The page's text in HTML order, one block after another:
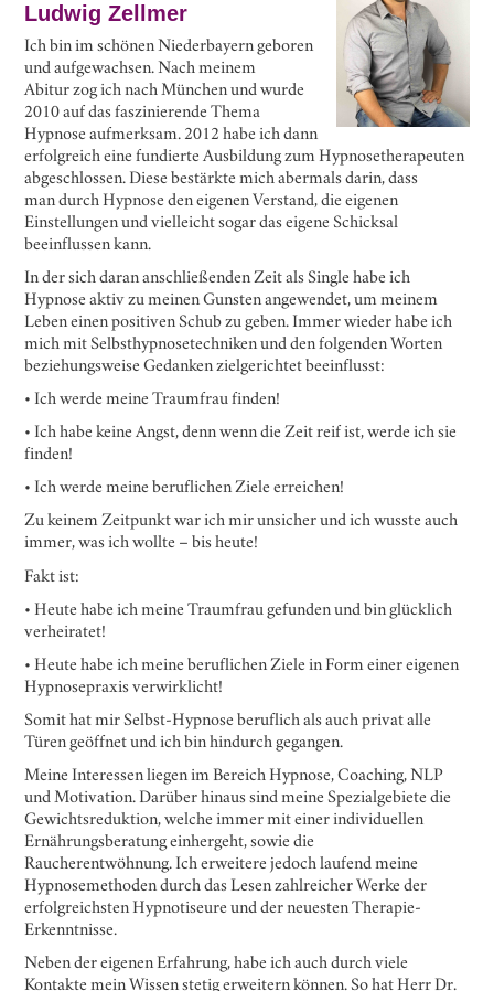
Ludwig Zellmer
Ich bin im schönen Niederbayern geboren
und aufgewachsen. Nach meinem
Abitur zog ich nach München und wurde
2010 auf das faszinierende Thema
Hypnose aufmerksam. 2012 habe ich dann
erfolgreich eine fundierte Ausbildung zum Hypnosetherapeuten
abgeschlossen. Diese bestärkte mich abermals darin, dass
man durch Hypnose den eigenen Verstand, die eigenen
Einstellungen und vielleicht sogar das eigene Schicksal
beeinflussen kann.
In der sich daran anschließenden Zeit als Single habe ich
Hypnose aktiv zu meinen Gunsten angewendet, um meinem
Leben einen positiven Schub zu geben. Immer wieder habe ich
mich mit Selbsthypnosetechniken und den folgenden Worten
beziehungsweise Gedanken zielgerichtet beeinflusst:
• Ich werde meine Traumfrau finden!
• Ich habe keine Angst, denn wenn die Zeit reif ist, werde ich sie
finden!
• Ich werde meine beruflichen Ziele erreichen!
Zu keinem Zeitpunkt war ich mir unsicher und ich wusste auch
immer, was ich wollte – bis heute!
Fakt ist:
• Heute habe ich meine Traumfrau gefunden und bin glücklich
verheiratet!
• Heute habe ich meine beruflichen Ziele in Form einer eigenen
Hypnosepraxis verwirklicht!
Somit hat mir Selbst-Hypnose beruflich als auch privat alle
Türen geöffnet und ich bin hindurch gegangen.
Meine Interessen liegen im Bereich Hypnose, Coaching, NLP
und Motivation. Darüber hinaus sind meine Spezialgebiete die
Gewichtsreduktion, welche immer mit einer individuellen
Ernährungsberatung einhergeht, sowie die
Raucherentwöhnung. Ich erweitere jedoch laufend meine
Hypnosemethoden durch das Lesen zahlreicher Werke der
erfolgreichsten Hypnotiseure und der neuesten Therapie-
Erkenntnisse.
Neben der eigenen Erfahrung, habe ich auch durch viele
Kontakte mein Wissen stetig erweitern können. So hat Herr Dr.